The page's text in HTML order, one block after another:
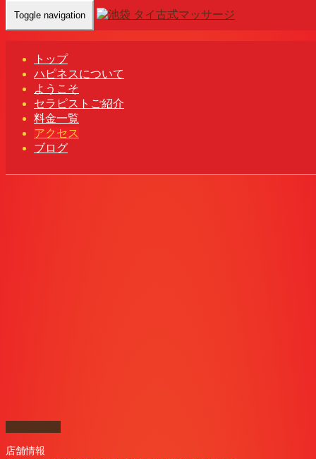
Toggle navigation
トップ
ハピネスについて
ようこそ
セラピストご紹介
料金一覧
アクセス
ブログ
Home- con…
アクセス
店舗情報